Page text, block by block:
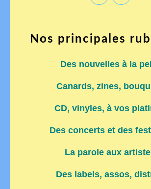
Nos principales
Des nouvelles à la
Canards, zines,
CD, vinyles, à vos
Des concerts et des
La parole aux
Des labels, assos,